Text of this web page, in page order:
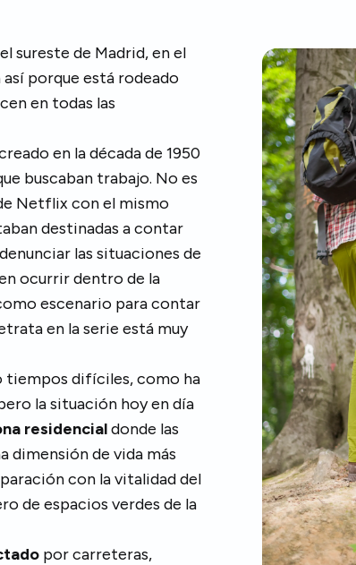
sureste de Madrid, en el
porque está rodeado
en todas las
en la década de 1950
buscaban trabajo. No es
Netflix con el mismo
destinadas a contar
las situaciones de
ocurrir dentro de la
escenario para contar
en la serie está muy
tiempos difíciles, como ha
la situación hoy en día
residencialdonde las
dimensión de vida más
con la vitalidad del
de espacios verdes de la
por carreteras,